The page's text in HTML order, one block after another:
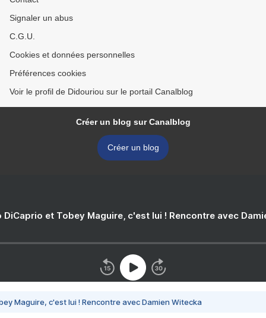
Signaler un abus
C.G.U.
Cookies et données personnelles
Préférences cookies
Voir le profil de Didouriou sur le portail Canalblog
Créer un blog sur Canalblog
Créer un blog
DiCaprio et Tobey Maguire, c'est lui ! Rencontre avec
Maguire, c'est lui ! Rencontre avec Damien Witecka